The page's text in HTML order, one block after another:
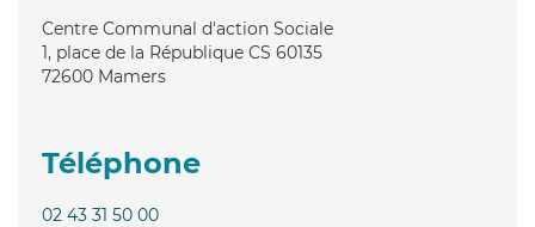
Centre Communal d'action Sociale
1, place de la République CS 60135
72600 Mamers
Téléphone
02 43 31 50 00